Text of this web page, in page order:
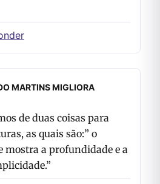
MARTINS MIGLIORA
de duas coisas para
as quais são:” o
mostra a profundidade e a